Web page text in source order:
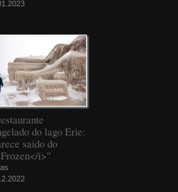
do lago Erie:
saído do
i>"